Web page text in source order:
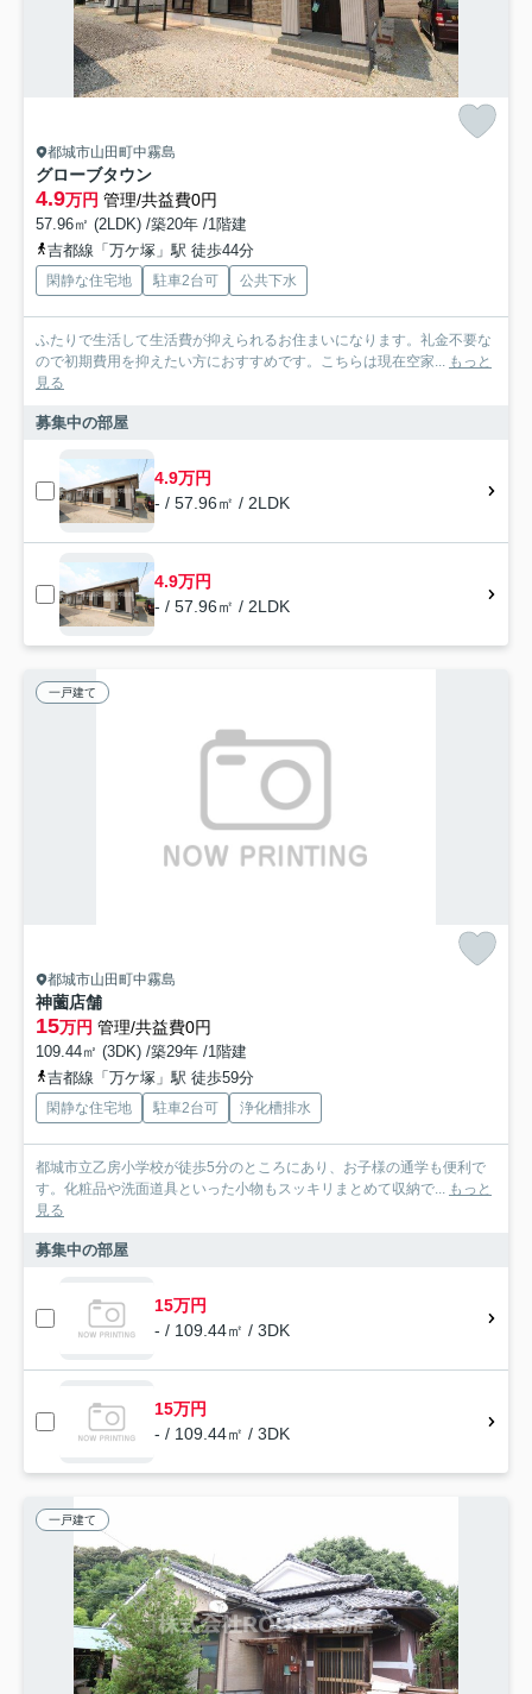
都城市山田町中霧島
グローブタウン
4.9万円 管理/共益費0円
57.96㎡ (2LDK) /築20年 /1階建
吉都線「万ケ塚」駅 徒歩44分
閑静な住宅地 駐車2台可 公共下水
ふたりで生活して生活費が抑えられるお住まいになります。礼金不要な
ので初期費用を抑えたい方におすすめです。こちらは現在空家... もっと
見る
募集中の部屋
4.9万円
- / 57.96㎡ / 2LDK
4.9万円
- / 57.96㎡ / 2LDK
一戸建て
都城市山田町中霧島
神薗店舗
15万円 管理/共益費0円
109.44㎡ (3DK) /築29年 /1階建
吉都線「万ケ塚」駅 徒歩59分
閑静な住宅地 駐車2台可 浄化槽排水
都城市立乙房小学校が徒歩5分のところにあり、お子様の通学も便利で
す。化粧品や洗面道具といった小物もスッキリまとめて収納で... もっと
見る
募集中の部屋
15万円
- / 109.44㎡ / 3DK
15万円
- / 109.44㎡ / 3DK
一戸建て